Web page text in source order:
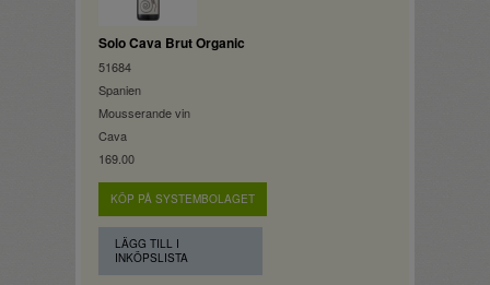
Solo Cava Brut Organic
51684
Spanien
Mousserande vin
Cava
169.00
KÖP PÅ SYSTEMBOLAGET
LÄGG TILL I
INKÖPSLISTA